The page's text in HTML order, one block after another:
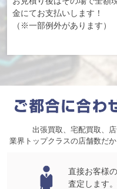
金にてお支払いします！
（※一部例外があります）
出張買取、宅配買取、
業界トップクラスの店舗数だ
直接お客様
査定します